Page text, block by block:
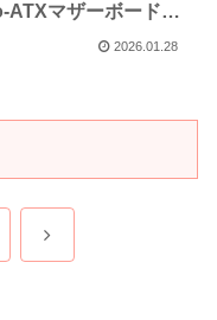
ATXマザーボード
2026.01.28
次